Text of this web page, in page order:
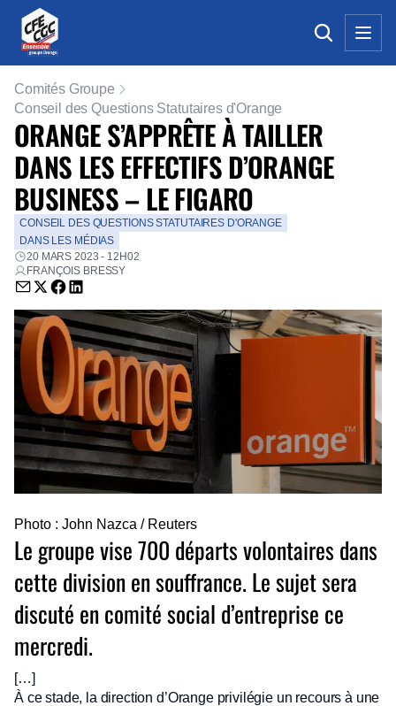
Comités Groupe
Conseil des Questions Statutaires d'Orange
ORANGE S’APPRÊTE À TAILLER
DANS LES EFFECTIFS D’ORANGE
BUSINESS – LE FIGARO
CONSEIL DES QUESTIONS STATUTAIRES D'ORANGE
DANS LES MÉDIAS
20 MARS 2023 - 12H02
FRANÇOIS BRESSY
Envoyer par email (nouvelle fenêtre)
Partager sur Twitter (nouvelle fenêtre)
Partager sur Facebook (nouvelle fenêtre)
Partager sur LinkedIn (nouvelle fenêtre)
Photo : John Nazca / Reuters
Le groupe vise 700 départs volontaires dans
cette division en souffrance. Le sujet sera
discuté en comité social d’entreprise ce
mercredi.
[…]
À ce stade, la direction d’Orange privilégie un recours à une